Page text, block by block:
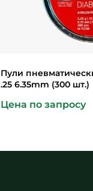
Пули
.25 6.35mm (300 шт.)
Цена по запросу